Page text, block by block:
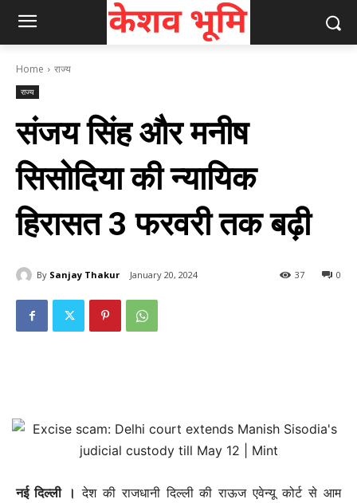
Home राज्य
राज्य
संजय सिंह और मनीष
सिसोदिया की न्यायिक
हिरासत 3 फरवरी तक बढ़ी
By Sanjay Thakur January 20, 2024 0
37
नई दिल्‍ली । देश की राजधानी दिल्ली की राऊज एवेन्यू कोर्ट से आम